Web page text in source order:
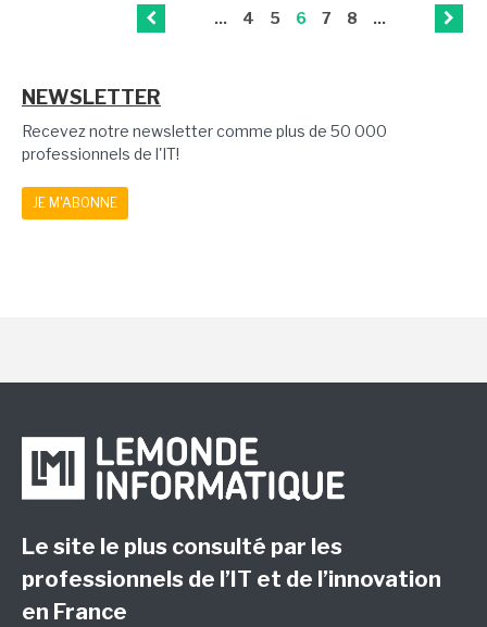
... 4 5 6 7 8 ...
NEWSLETTER
Recevez notre newsletter comme plus de 50 000
professionnels de l'IT!
JE M'ABONNE
Le site le plus consulté par les
professionnels de l’IT et de l’innovation
en France